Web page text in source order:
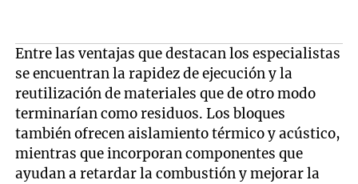
Entre las ventajas que destacan los especialistas
se encuentran la rapidez de ejecución y la
reutilización de materiales que de otro modo
terminarían como residuos. Los bloques
también ofrecen aislamiento térmico y acústico,
mientras que incorporan componentes que
ayudan a retardar la combustión y mejorar la